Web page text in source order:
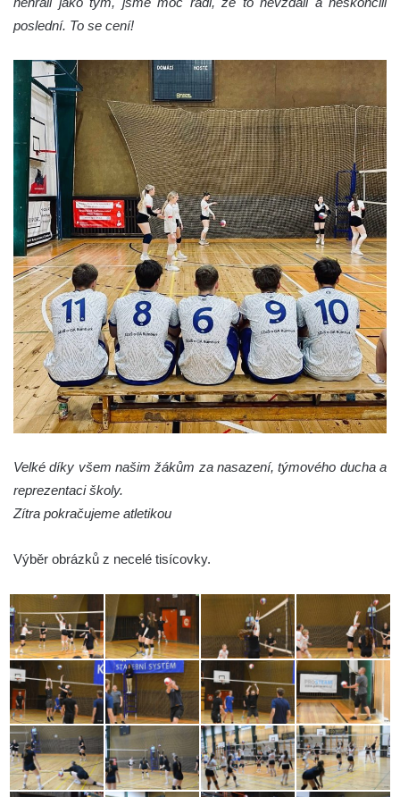
poslední. To se cení!
Velké díky všem našim žákům za nasazení, týmového ducha a
reprezentaci školy.
Zítra pokračujeme atletikou
Výběr obrázků z necelé tisícovky.